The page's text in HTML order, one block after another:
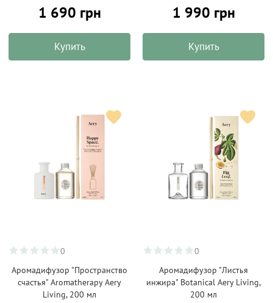
1 690 грн
Купить
1 990 грн
Купить
0
Аромадифузор "Пространство
счастья" Aromatherapy Aery
Living, 200 мл
0
Аромадифузор "Листья
инжира" Botanical Aery Living,
200 мл